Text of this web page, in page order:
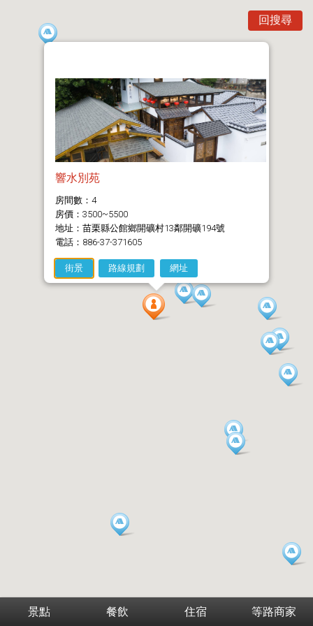
景點 餐飲 住宿 等路商家
回搜尋
響水別苑
房間數：4
房價：3500~5500
地址：苗栗縣公館鄉開礦村13鄰開礦194號
電話：886-37-371605
街景 路線規劃 網址